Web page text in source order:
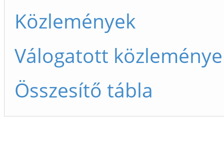
Közlemények
Válogatott
Összesítő tábla